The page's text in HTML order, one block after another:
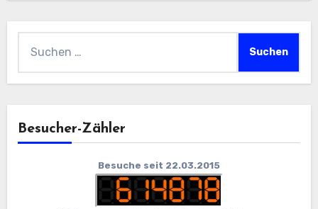
Besucher-Zähler
Besuche seit 22.03.2015